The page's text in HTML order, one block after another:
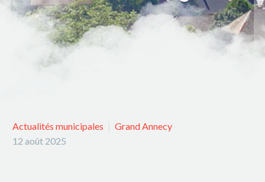
Actualités municipales
Grand Annecy
12 août 2025